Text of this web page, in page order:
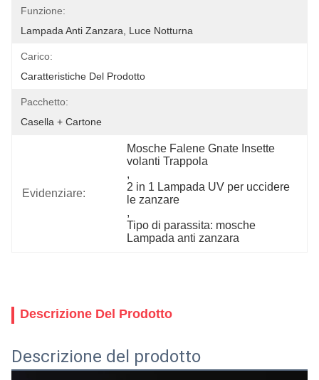
Funzione:
Lampada Anti Zanzara, Luce Notturna
Carico:
Caratteristiche Del Prodotto
Pacchetto:
Casella + Cartone
Evidenziare:
Mosche Falene Gnate Insette
volanti Trappola
,
2 in 1 Lampada UV per uccidere
le zanzare
,
Tipo di parassita: mosche
Lampada anti zanzara
Descrizione Del Prodotto
Descrizione del prodotto